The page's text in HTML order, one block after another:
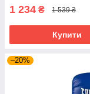
1 234 ₴ 1 539 ₴
Купити
–20%